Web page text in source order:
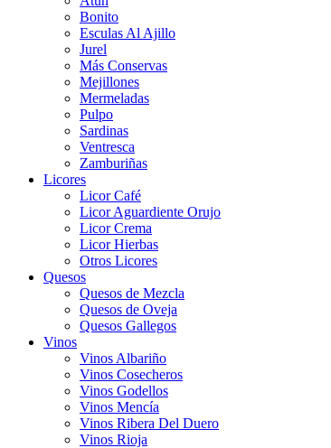
Bonito
Esculas Al Ajillo
Jurel
Más Conservas
Mejillones
Mermeladas
Pulpo
Sardinas
Ventresca
Zamburiñas
Licores
Licor Café
Licor Aguardiente Orujo
Licor Crema
Licor Hierbas
Otros Licores
Quesos
Quesos de Mezcla
Quesos de Oveja
Quesos Gallegos
Vinos
Vinos Albariño
Vinos Cosecheros
Vinos Godellos
Vinos Mencía
Vinos Ribera Del Duero
Vinos Rioja